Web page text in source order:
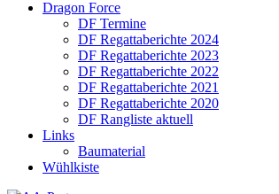
Dragon Force
DF Termine
DF Regattaberichte 2024
DF Regattaberichte 2023
DF Regattaberichte 2022
DF Regattaberichte 2021
DF Regattaberichte 2020
DF Rangliste aktuell
Links
Baumaterial
Wühlkiste